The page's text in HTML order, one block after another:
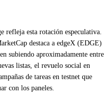
refleja esta rotación especulativa.
destaca a edgeX (EDGE)
subiendo aproximadamente entre
listas, el revuelo social en
de tareas en testnet que
con los paneles.